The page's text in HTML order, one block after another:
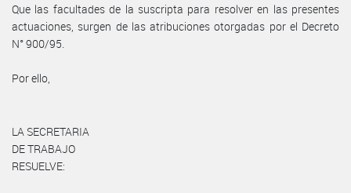
Que las facultades de la suscripta para resolver en las presentes
actuaciones, surgen de las atribuciones otorgadas por el Decreto
N° 900/95.
Por ello,
LA SECRETARIA
DE TRABAJO
RESUELVE: